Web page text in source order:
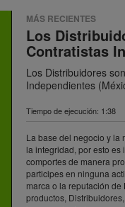
MÁS RECIENTES
Los
Contratistas
Los Distribuidores
Independientes
Tiempo de ejecución: 1:38
La base del negocio y la
la integridad, por esto es
comportes de manera
participes en ninguna
marca o la reputación
productos,